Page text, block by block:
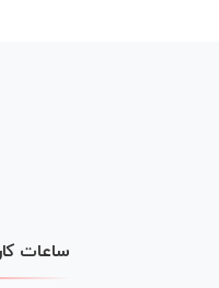
ساعات